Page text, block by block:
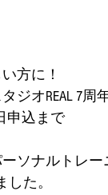
方に！
オREAL 7周年
申込まで
ソナルトレー
た。